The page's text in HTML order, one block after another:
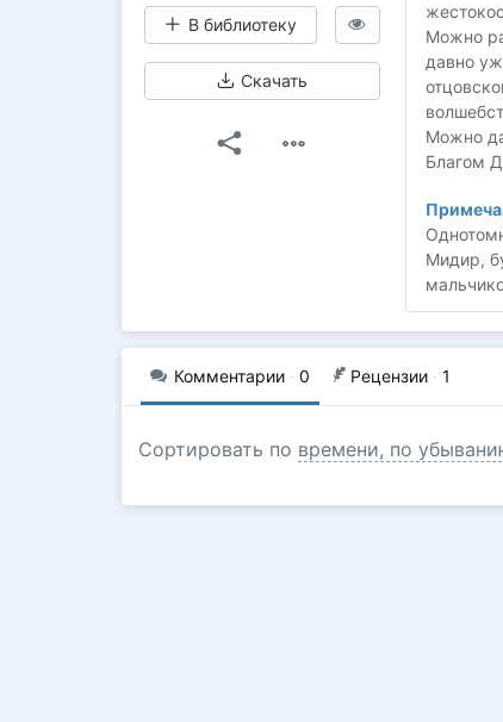
В библиотеку
Скачать
Можно
давно
Можно
Благом
Мидир,
Комментарии · 0 Рецензии · 1
Сортировать по времени, по